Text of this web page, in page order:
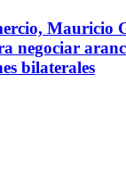
Mauricio
negociar
bilaterales